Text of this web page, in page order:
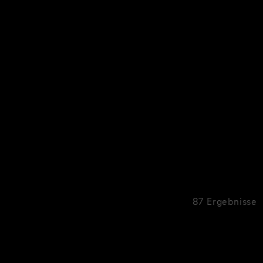
87 Ergebnisse